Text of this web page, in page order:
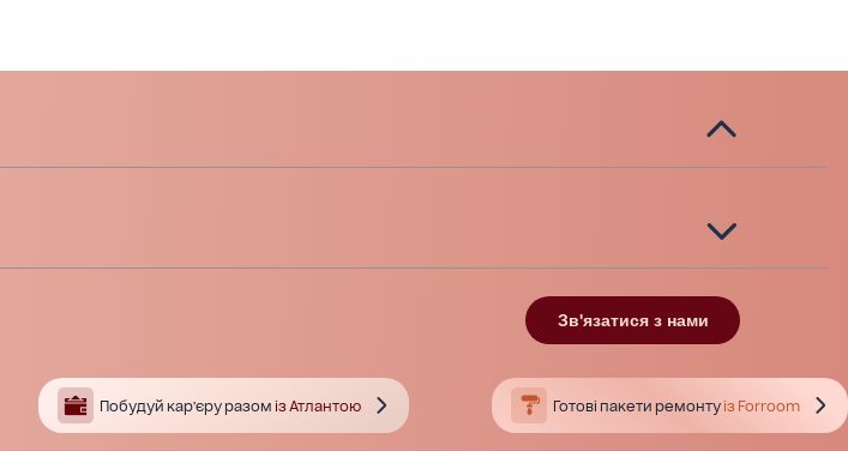
Зв'язатися з нами
Побудуй кар’єру разом із Атлантою Готові пакети ремонтуіз Forroom